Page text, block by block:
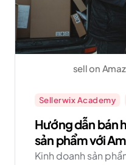
sell on
Sellerwix Academy
Hướng dẫn bán
sản phẩm với
Fulfilled
Kinh doanh sản